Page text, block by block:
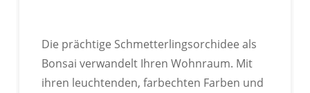
Die prächtige Schmetterlingsorchidee als
Bonsai verwandelt Ihren Wohnraum. Mit
ihren leuchtenden, farbechten Farben und